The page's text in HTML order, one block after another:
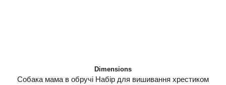
Dimensions
Собака мама в обручі Набір для вишивання хрестиком